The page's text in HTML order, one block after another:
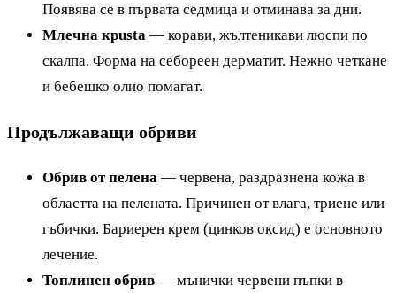
Появява се в първата седмица и отминава за дни.
Млечна крusta — корави, жълтеникави люспи по
скалпа. Форма на себореен дерматит. Нежно четкане
и бебешко олио помагат.
Продължаващи обриви
Обрив от пелена — червена, раздразнена кожа в
областта на пелената. Причинен от влага, триене или
гъбички. Бариерен крем (цинков оксид) е основното
лечение.
Топлинен обрив — мънички червени пъпки в